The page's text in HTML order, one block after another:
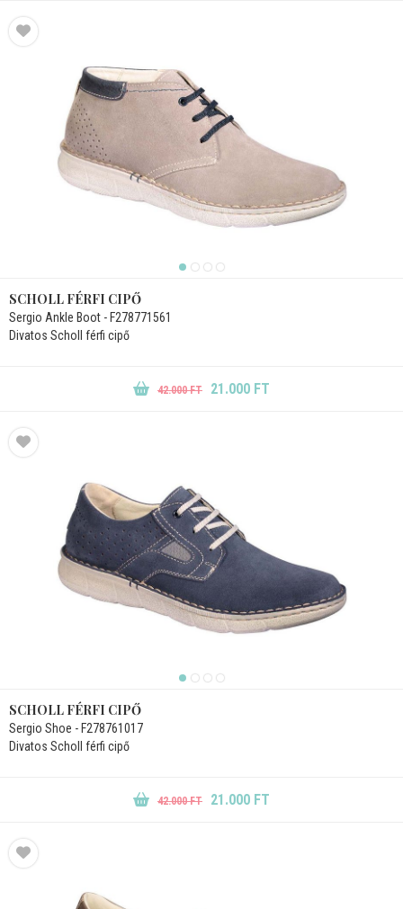
SCHOLL FÉRFI CIPŐ
Sergio Ankle Boot - F278771561
Divatos Scholl férfi cipő
42.000 FT 21.000 FT
SCHOLL FÉRFI CIPŐ
Sergio Shoe - F278761017
Divatos Scholl férfi cipő
42.000 FT 21.000 FT